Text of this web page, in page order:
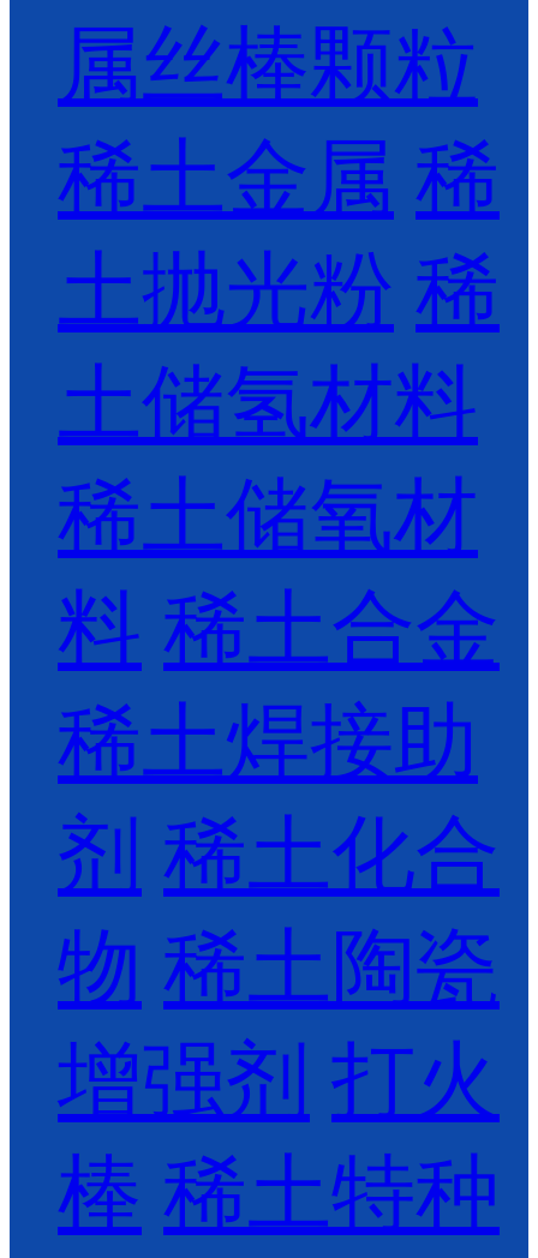
属丝棒颗粒
稀土金属 稀
土抛光粉 稀
土储氢材料
稀土储氧材
料 稀土合金
稀土焊接助
剂 稀土化合
物 稀土陶瓷
增强剂 打火
棒 稀土特种